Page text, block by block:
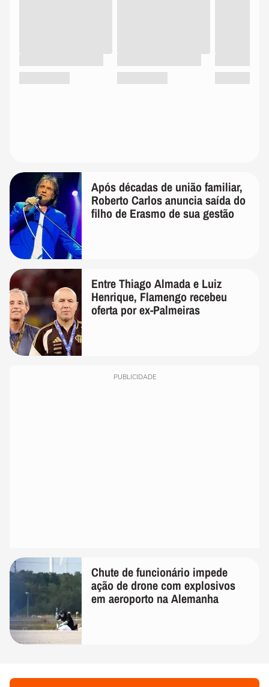
Após décadas de união familiar,
Roberto Carlos anuncia saída do
filho de Erasmo de sua gestão
Entre Thiago Almada e Luiz
Henrique, Flamengo recebeu
oferta por ex-Palmeiras
PUBLICIDADE
Chute de funcionário impede
ação de drone com explosivos
em aeroporto na Alemanha